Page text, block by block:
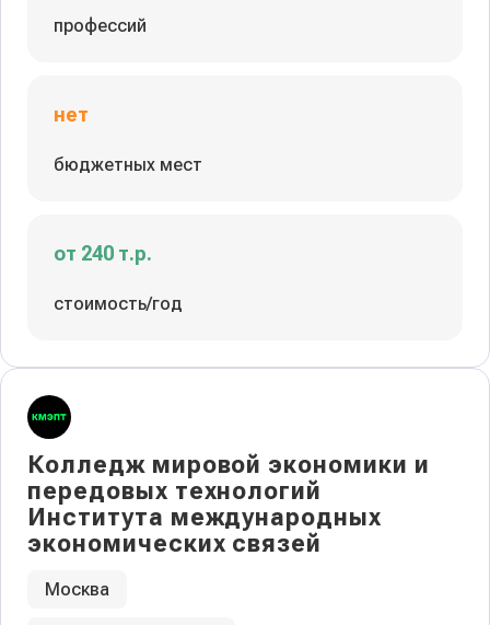
профессий
нет
бюджетных мест
от 240 т.р.
стоимость/год
Колледж мировой экономики и
передовых технологий
Института международных
экономических связей
Москва